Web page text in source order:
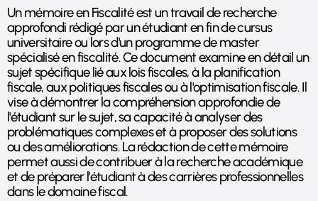
Un mémoire en Fiscalité est un travail de recherche
approfondi rédigé par un étudiant en fin de cursus
universitaire ou lors d'un programme de master
spécialisé en fiscalité. Ce document examine en détail un
sujet spécifique lié aux lois fiscales, à la planification
fiscale, aux politiques fiscales ou à l'optimisation fiscale. Il
vise à démontrer la compréhension approfondie de
l'étudiant sur le sujet, sa capacité à analyser des
problématiques complexes et à proposer des solutions
ou des améliorations. La rédaction de cette mémoire
permet aussi de contribuer à la recherche académique
et de préparer l'étudiant à des carrières professionnelles
dans le domaine fiscal.